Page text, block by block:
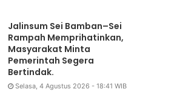
Jalinsum Sei Bamban–Sei
Rampah Memprihatinkan,
Masyarakat Minta
Pemerintah Segera
Bertindak.
Selasa, 4 Agustus 2026 - 18:41 WIB